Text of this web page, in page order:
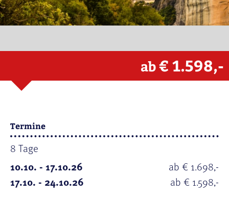
ab€ 1.598,-
Termine
8 Tage
10.10. - 17.10.26
ab € 1.698,-
17.10. - 24.10.26
ab € 1.598,-